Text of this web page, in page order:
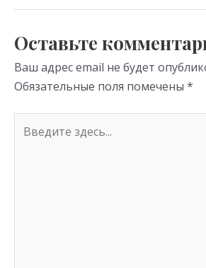
as
ni
ki
m p
Оставьте
Ваш адрес email не будет
Обязательные поля помечены *
здесь...